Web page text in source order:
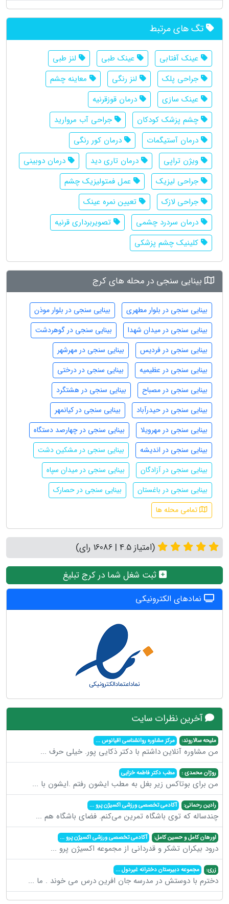
تگ های مرتبط
عینک آفتابی عینک طبی
لنز طبی
جراحی پلک
لنز رنگی
معاینه چشم
عینک سازی
درمان قوزقرنیه
چشم پزشک کودکان
جراحی آب مروارید
درمان آستیگمات
درمان کور رنگی
ویژن تراپی
درمان تاری دید
درمان دوبینی
جراحی لیزیک
عمل فمتولیزیک چشم
جراحی لازک
تعیین نمره عینک
درمان سردرد چشمی
تصویربرداری قرنیه
کلینیک چشم پزشکی
بینایی سنجی در محله های کرج
بینایی سنجی در بلوار مطهری
بینایی سنجی در بلوار موذن
بینایی سنجی در میدان شهدا
بینایی سنجی در گوهردشت
بینایی سنجی در فردیس
بینایی سنجی در مهرشهر
بینایی سنجی در عظیمیه
بینایی سنجی در درختی
بینایی سنجی در مصباح
بینایی سنجی در هشتگرد
بینایی سنجی در حیدرآباد
بینایی سنجی در کیانمهر
بینایی سنجی در مهرویلا
بینایی سنجی در چهارصد دستگاه
بینایی سنجی در اندیشه
بینایی سنجی در مشکین دشت
بینایی سنجی در آزادگان
بینایی سنجی در میدان سپاه
بینایی سنجی در باغستان
بینایی سنجی در حصارک
تمامی محله ها
(امتیاز 4.5 | 16086 رای)
ثبت شغل شما در کرج تبلیغ
نمادهای الکترونیکی
آخرین نظرات سایت
ملیحه سالاروند: مرکز مشاوره روانشناسی اقیانوس...
من مشاوره آنلاین داشتم با دکتر ذکایی پور. خیلی حرف ...
روژان محمدی : مطب دکتر فاطمه خزایی
من برای بوتاکس زیر بغل به مطب ایشون رفتم .ایشون با ...
رادین رحمانی: آکادمی تخصصی ورزشی اکسیژن پرو...
چندساله که توی باشگاه تمرین می‌کنم. فضای باشگاه هم ...
اورهان کامل و حسین کامل: آکادمی تخصصی ورزشی اکسیژن پرو...
درود بیکران تشکر و قدردانی از مجموعه اکسیژن پرو ...
زری: مجموعه دبیرستان دخترانه غیردول...
دخترم با دوستش در مدرسه جان افرین درس می خوند . ما ...